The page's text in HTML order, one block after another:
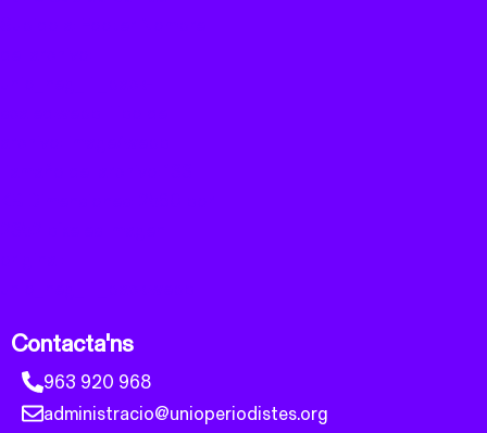
Contacta'ns
963 920 968
administracio@unioperiodistes.org